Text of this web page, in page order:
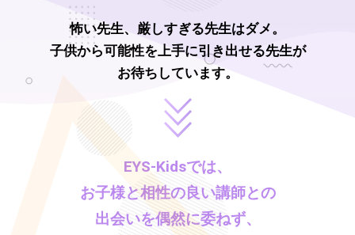
怖い先生、厳しすぎる先生はダメ。
子供から可能性を上手に引き出せる先生が
お待ちしています。
EYS-Kidsでは、
お子様と相性の良い講師との
出会いを偶然に委ねず、